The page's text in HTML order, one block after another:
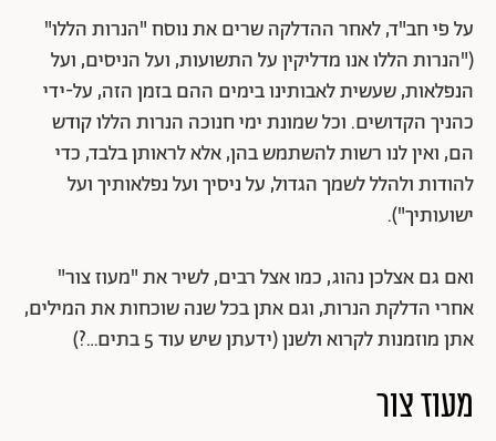
על פי חב"ד, לאחר ההדלקה שרים את נוסח "הנרות הללו"
("הנרות הללו אנו מדליקין על התשועות, ועל הניסים, ועל
הנפלאות, שעשית לאבותינו בימים ההם בזמן הזה, על-ידי
כהניך הקדושים. וכל שמונת ימי חנוכה הנרות הללו קודש
הם, ואין לנו רשות להשתמש בהן, אלא לראותן בלבד, כדי
להודות ולהלל לשמך הגדול, על ניסיך ועל נפלאותיך ועל
ישועותיך").
ואם גם אצלכן נהוג, כמו אצל רבים, לשיר את "מעוז צור"
אחרי הדלקת הנרות, וגם אתן בכל שנה שוכחות את המילים,
אתן מוזמנות לקרוא ולשנן (ידעתן שיש עוד 5 בתים…?)
מעוז צור